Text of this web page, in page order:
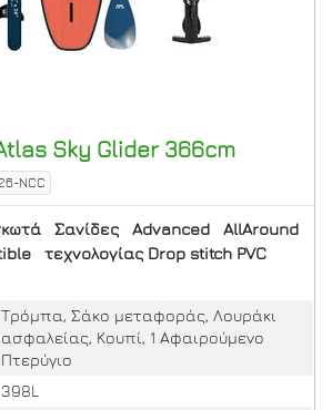
Sky Glider 366cm
NCC
Σανίδες Advanced
AllAround
τεχνολογίας Drop stitch PVC
Τρόμπα, Σάκο μεταφοράς, Λουράκι
ασφαλείας, Κουπί, 1 Αφαιρούμενο
Πτερύγιο
398L